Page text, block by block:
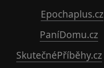
Epochaplus.cz
PaníDomu.cz
SkutečnéPříběhy.cz